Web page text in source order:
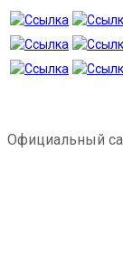
Официальный